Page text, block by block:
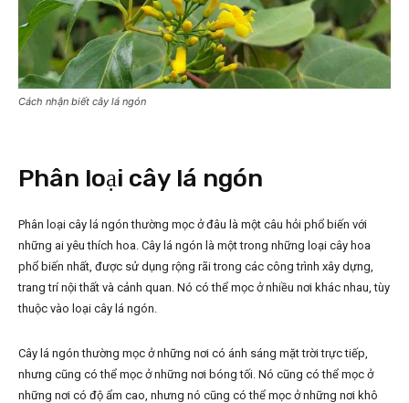
Cách nhận biết cây lá ngón
Phân loại cây lá ngón
Phân loại cây lá ngón thường mọc ở đâu là một câu hỏi phổ biến với
những ai yêu thích hoa. Cây lá ngón là một trong những loại cây hoa
phổ biến nhất, được sử dụng rộng rãi trong các công trình xây dựng,
trang trí nội thất và cảnh quan. Nó có thể mọc ở nhiều nơi khác nhau, tùy
thuộc vào loại cây lá ngón.
Cây lá ngón thường mọc ở những nơi có ánh sáng mặt trời trực tiếp,
nhưng cũng có thể mọc ở những nơi bóng tối. Nó cũng có thể mọc ở
những nơi có độ ẩm cao, nhưng nó cũng có thể mọc ở những nơi khô